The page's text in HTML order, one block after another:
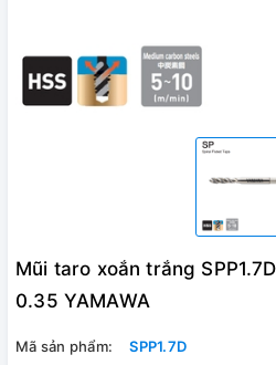
Mũi taro xoắn trắng
0.35 YAMAWA
Mã sản phẩm:
SPP1.7D